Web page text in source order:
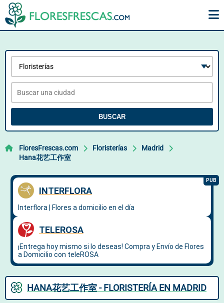
BUSCAR
FloresFrescas.com Floristerías
Madrid
Hana花艺工作室
HANA花艺工作室 - FLORISTERÍA EN MADRID